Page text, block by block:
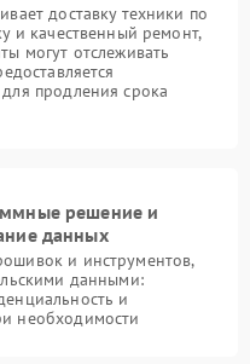
доставку техники по
и качественный ремонт,
могут отслеживать
продления срока
решение и
данных
и инструментов,
данными:
и
необходимости